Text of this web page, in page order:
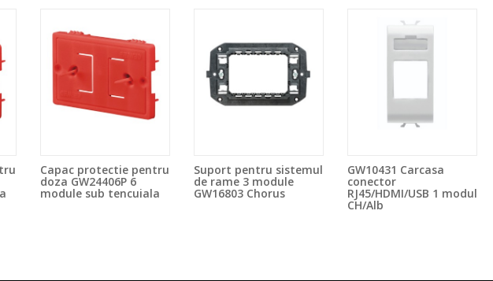
Capac protectie pentru
doza GW24406P 6
module sub tencuiala
Suport pentru sistemul
de rame 3 module
GW16803 Chorus
GW10431 Carcasa
conector
RJ45/HDMI/USB 1 modul
CH/Alb